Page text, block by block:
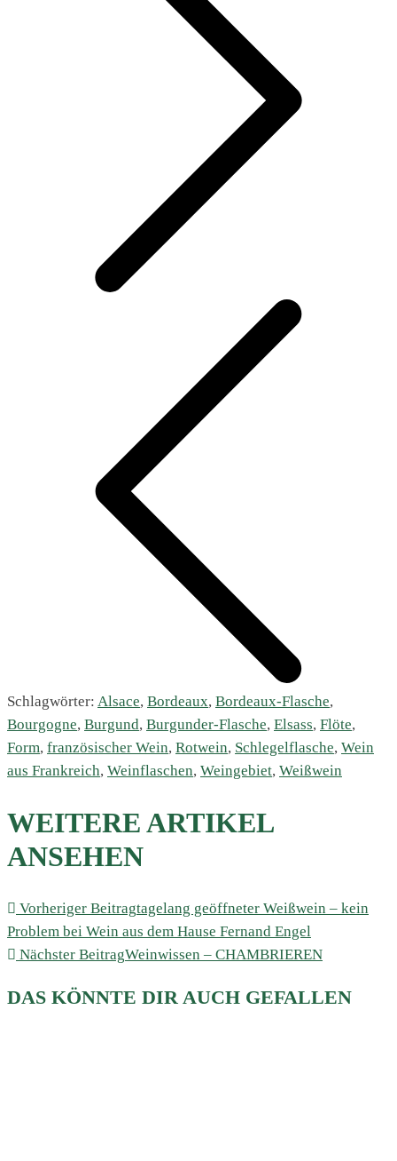
Schlagwörter: Alsace, Bordeaux, Bordeaux-Flasche,
Bourgogne, Burgund, Burgunder-Flasche, Elsass, Flöte,
Form, französischer Wein, Rotwein, Schlegelflasche, Wein
aus Frankreich, Weinflaschen, Weingebiet, Weißwein
WEITERE ARTIKEL
ANSEHEN
Vorheriger Beitragtagelang geöffneter Weißwein – kein
Problem bei Wein aus dem Hause Fernand Engel
Nächster BeitragWeinwissen – CHAMBRIEREN
DAS KÖNNTE DIR AUCH GEFALLEN